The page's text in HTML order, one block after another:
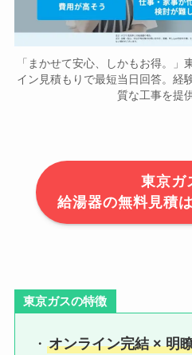
「まかせて安心、しかもお得。」
イン見積もりで最短当日回答。経
質な工事を提
東京ガ
給湯器の無料見積
東京ガスの特徴
・オンライン完結 × 明